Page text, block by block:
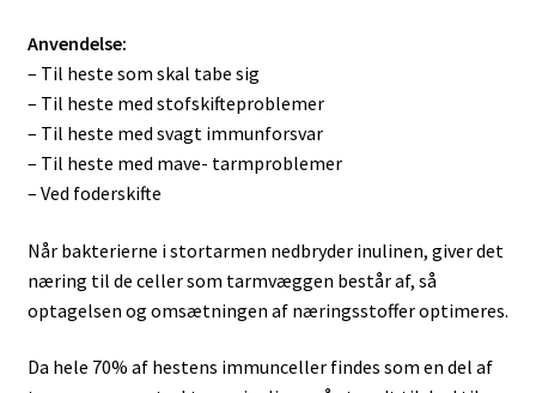
Anvendelse:
– Til heste som skal tabe sig
– Til heste med stofskifteproblemer
– Til heste med svagt immunforsvar
– Til heste med mave- tarmproblemer
– Ved foderskifte
Når bakterierne i stortarmen nedbryder inulinen, giver det
næring til de celler som tarmvæggen består af, så
optagelsen og omsætningen af næringsstoffer optimeres.
Da hele 70% af hestens immunceller findes som en del af